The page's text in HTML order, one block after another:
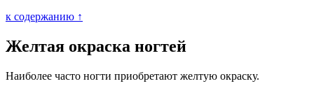
к содержанию ↑
Желтая окраска ногтей
Наиболее часто ногти приобретают желтую окраску.